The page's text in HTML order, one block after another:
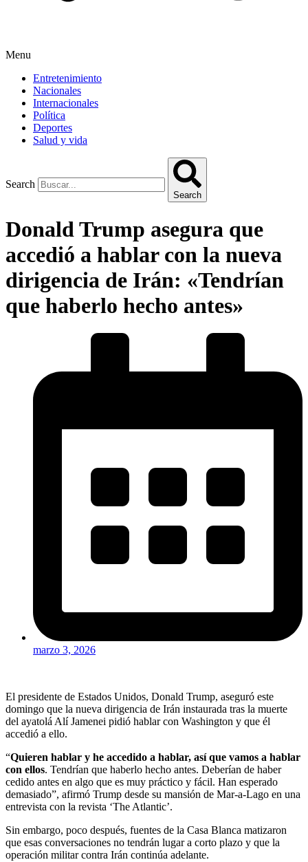
Menu
Entretenimiento
Nacionales
Internacionales
Política
Deportes
Salud y vida
Search
Search
Donald Trump asegura que
accedió a hablar con la nueva
dirigencia de Irán: «Tendrían
que haberlo hecho antes»
marzo 3, 2026
El presidente de Estados Unidos, Donald Trump, aseguró este
domingo que la nueva dirigencia de Irán instaurada tras la muerte
del ayatolá Alí Jamenei pidió hablar con Washington y que él
accedió a ello.
“Quieren hablar y he accedido a hablar, así que vamos a hablar
con ellos. Tendrían que haberlo hecho antes. Deberían de haber
cedido antes en algo que es muy práctico y fácil. Han esperado
demasiado”, afirmó Trump desde su mansión de Mar-a-Lago en una
entrevista con la revista ‘The Atlantic’.
Sin embargo, poco después, fuentes de la Casa Blanca matizaron
que esas conversaciones no tendrán lugar a corto plazo y que la
operación militar contra Irán continúa adelante.